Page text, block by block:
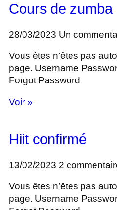
Cours de zumba
28/03/2023 Un
Vous êtes n’êtes pas
page. Username
Forgot Password
Voir »
Hiit confirmé
13/02/2023 2
Vous êtes n’êtes pas
page. Username